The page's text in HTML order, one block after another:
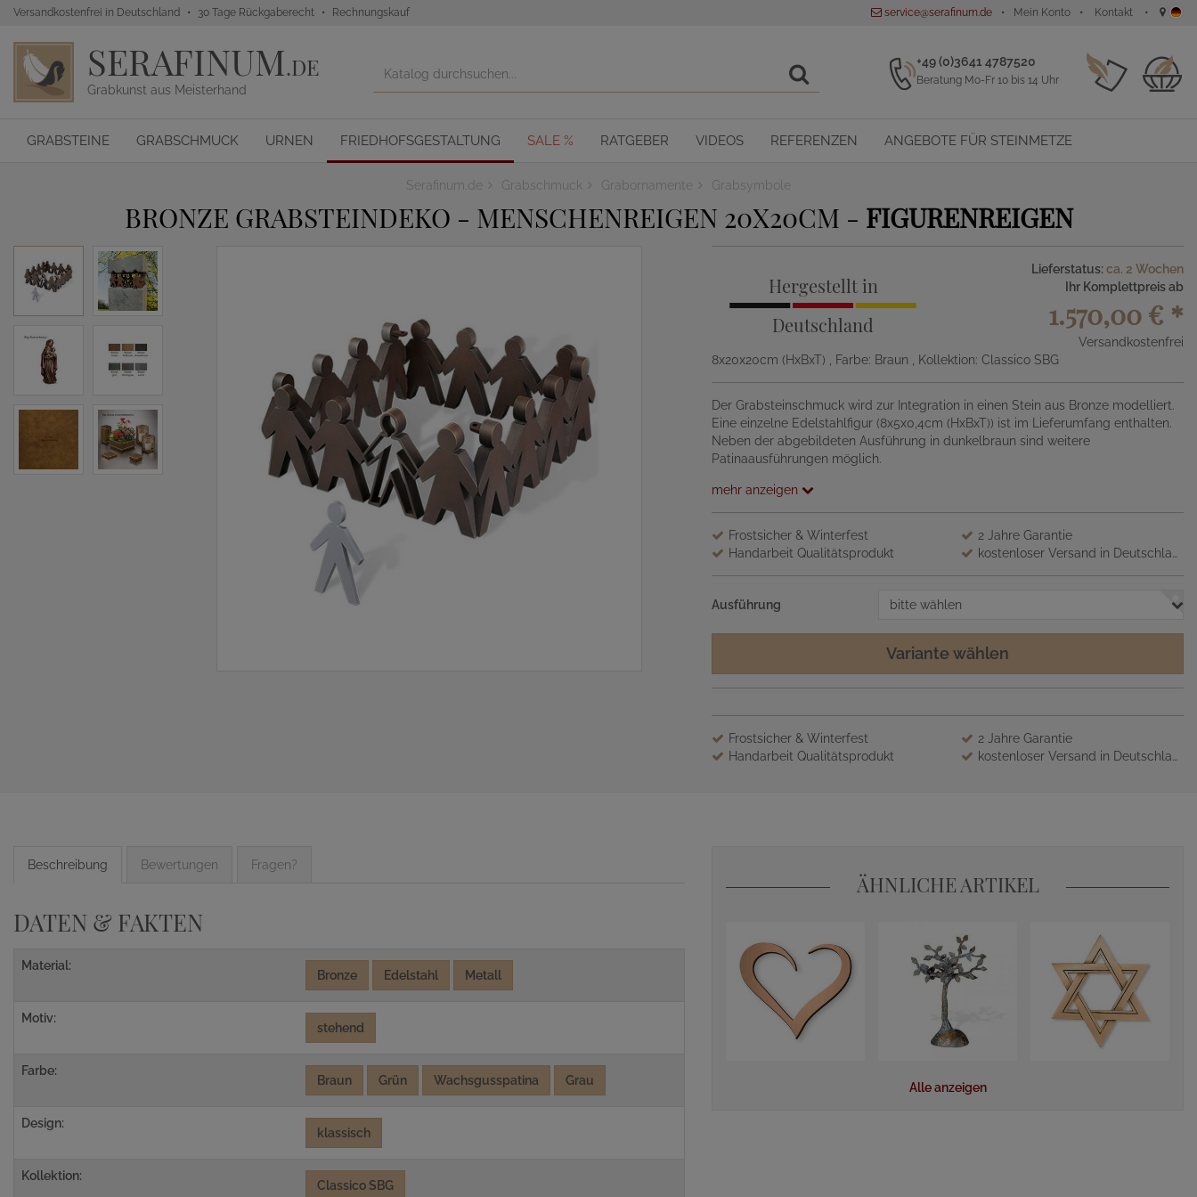
Versandkostenfrei in Deutschland 30 Tage Rückgaberecht Rechnungskauf service@serafinum.de Mein Konto Kontakt
SERAFINUM.DE
Grabkunst aus Meisterhand
+49 (0)3641 4787520
Beratung Mo-Fr 10 bis 14 Uhr
GRABSTEINE GRABSCHMUCK URNEN FRIEDHOFSGESTALTUNG SALE % RATGEBER VIDEOS REFERENZEN ANGEBOTE FÜR STEINMETZE
Serafinum.de Grabschmuck Grabornamente Grabsymbole
BRONZE GRABSTEINDEKO - MENSCHENREIGEN 20X20CM - FIGURENREIGEN
Hergestellt in
Deutschland
Lieferstatus: ca. 2 Wochen
Ihr Komplettpreis ab
1.570,00 € *
Versandkostenfrei
8x20x20cm (HxBxT)
, Farbe: Braun , Kollektion: Classico SBG
Der Grabsteinschmuck wird zur Integration in einen Stein aus Bronze modelliert.
Eine einzelne Edelstahlfigur (8x5x0,4cm (HxBxT)) ist im Lieferumfang enthalten.
Neben der abgebildeten Ausführung in dunkelbraun sind weitere
Patinaausführungen möglich.
mehr anzeigen
Frostsicher & Winterfest
2 Jahre Garantie
Handarbeit Qualitätsprodukt
kostenloser Versand in Deutschland
Ausführung bitte wählen
Variante wählen
Frostsicher & Winterfest
2 Jahre Garantie
Handarbeit Qualitätsprodukt
kostenloser Versand in Deutschland
Beschreibung Bewertungen Fragen?
DATEN & FAKTEN
Material:
Bronze Edelstahl Metall
Motiv:
stehend
Farbe:
Braun Grün Wachsgusspatina Grau
Design:
klassisch
Kollektion:
Classico SBG
ÄHNLICHE ARTIKEL
Alle anzeigen